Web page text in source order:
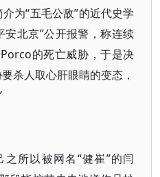
为“五毛公敌”的近代史学
北京”公开报警，称连续
的死亡威胁，于是决
杀人取心肝眼睛的变态，
所以被网名“健崔”的闫